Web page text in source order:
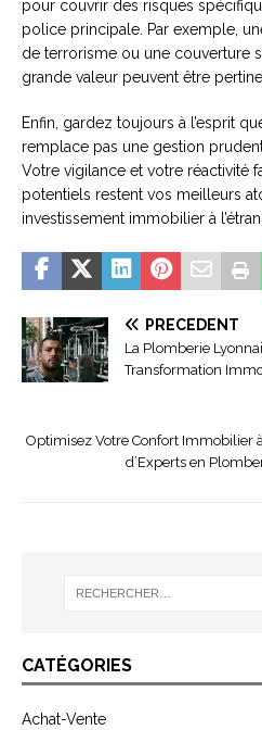
pour couvrir des risques
police principale. Par exemple,
de terrorisme ou une couverture
grande valeur peuvent être
Enfin, gardez toujours à l’esprit
remplace pas une gestion
Votre vigilance et votre réactivité
potentiels restent vos meilleurs
investissement immobilier à
PRÉCÉDENT
La Plomberie
Transformation
Optimisez Votre Confort Immobilier
d’Experts en
CATÉGORIES
Achat-Vente